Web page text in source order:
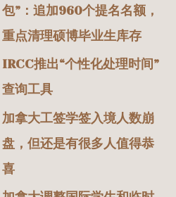
包”：追加960个提名名额，
重点清理硕博毕业生库存
IRCC推出“个性化处理时间”
查询工具
加拿大工签学签入境人数崩
盘，但还是有很多人值得恭
喜